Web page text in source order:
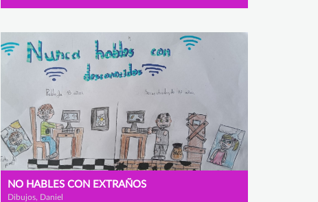
NO HABLES CON EXTRAÑOS
Dibujos, Daniel